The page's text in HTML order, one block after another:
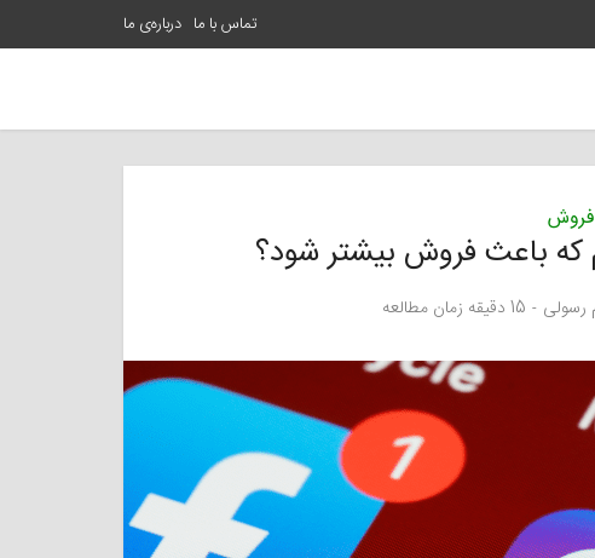
تماس با ما درباره‌ی ما
فروش
که باعث فروش بیشتر شود؟
رسولی 15 دقیقه زمان مطالعه